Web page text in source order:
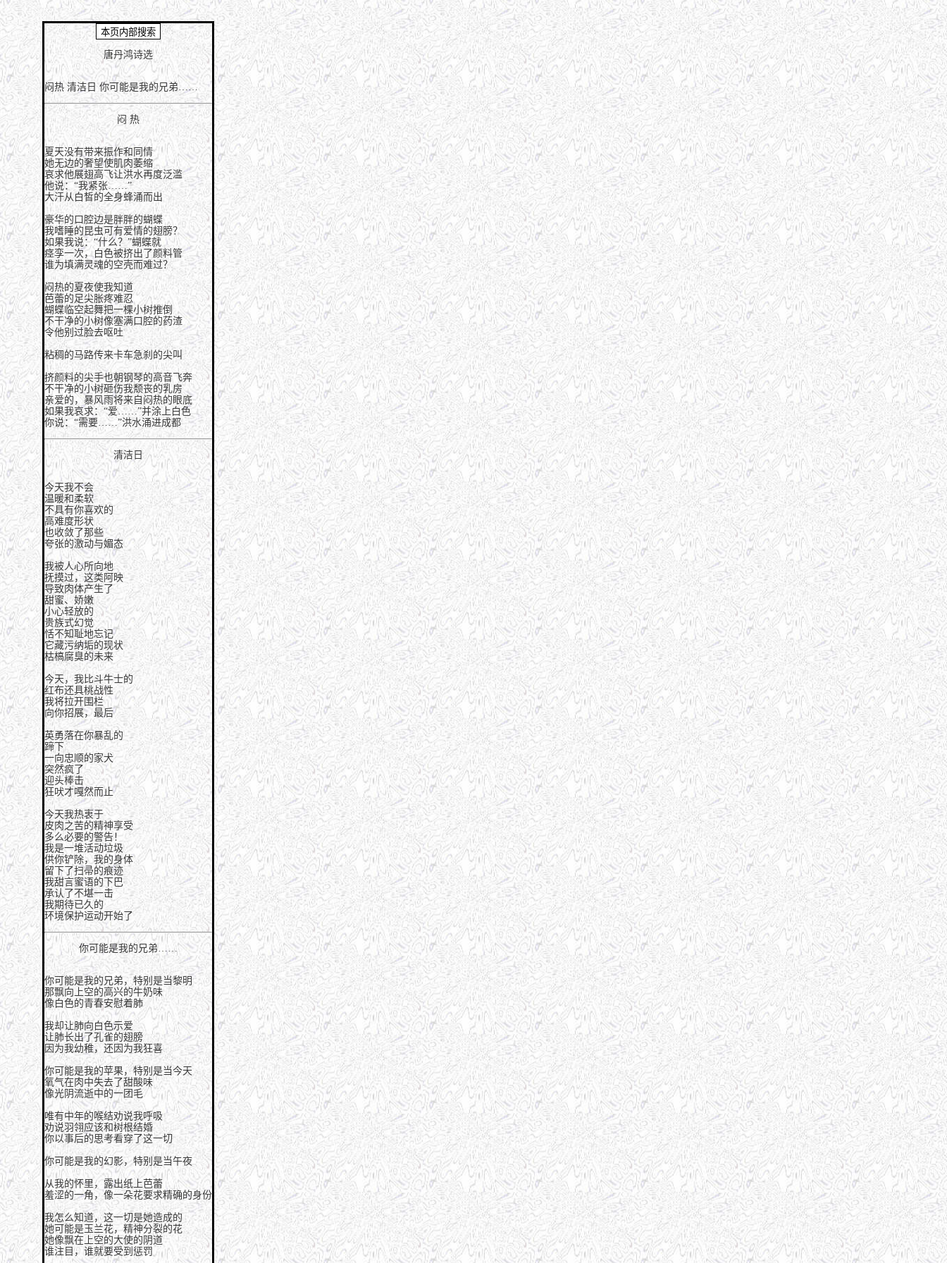
唐丹鸿诗选
闷热 清洁日 你可能是我的兄弟……
闷 热
夏天没有带来振作和同情
她无边的奢望使肌肉萎缩
哀求他展翅高飞让洪水再度泛滥
他说：“我紧张……”
大汗从白皙的全身蜂涌而出
豪华的口腔边是胖胖的蝴蝶
我嗜睡的昆虫可有爱情的翅膀？
如果我说：“什么？”蝴蝶就
痉孪一次，白色被挤出了颜料管
谁为填满灵魂的空壳而难过？
闷热的夏夜使我知道
芭蕾的足尖胀疼难忍
蝴蝶临空起舞把一棵小树推倒
不干净的小树像塞满口腔的药渣
令他别过脸去呕吐
粘稠的马路传来卡车急刹的尖叫
挤颜料的尖手也朝钢琴的高音飞奔
不干净的小树砸伤我颓丧的乳房
亲爱的，暴风雨将来自闷热的眼底
如果我哀求：“爱……”并涂上白色
你说：“需要……”洪水涌进成都
清洁日
今天我不会
温暖和柔软
不具有你喜欢的
高难度形状
也收敛了那些
夸张的激动与媚态
我被人心所向地
抚摸过，这类阿映
导致肉体产生了
甜蜜、娇嫩
小心轻放的
贵族式幻觉
恬不知耻地忘记
它藏污纳垢的现状
枯槁腐臭的未来
今天，我比斗牛士的
红布还具桃战性
我将拉开围栏
向你招展，最后
英勇落在你暴乱的
蹄下
一向忠顺的家犬
突然疯了
迎头棒击
狂吠才嘎然而止
今天我热衷于
皮肉之苦的精神享受
多么必要的警告！
我是一堆活动垃圾
供你铲除，我的身体
留下了扫帚的痕迹
我甜言蜜语的下巴
承认了不堪一击
我期待已久的
环境保护运动开始了
你可能是我的兄弟……
你可能是我的兄弟，特别是当黎明
那飘向上空的高兴的牛奶味
像白色的青春安慰着肺
我却让肺向白色示爱
让肺长出了孔雀的翅膀
因为我幼稚，还因为我狂喜
你可能是我的苹果，特别是当今天
氧气在肉中失去了甜酸味
像光阴流逝中的一团毛
唯有中年的喉结劝说我呼吸
劝说羽翎应该和树根结婚
你以事后的思考看穿了这一切
你可能是我的幻影，特别是当午夜
从我的怀里，露出纸上芭蕾
羞涩的一角，像一朵花要求精确的身份
我怎么知道，这一切是她造成的
她可能是玉兰花，精神分裂的花
她像飘在上空的大使的阴道
谁注目，谁就要受到惩罚